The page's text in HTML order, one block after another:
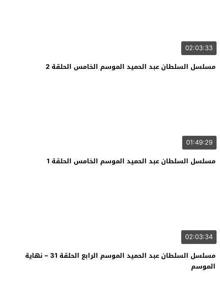
02:03:33
مسلسل السلطان عبد الحميد الموسم الخامس الحلقة 2
01:49:29
مسلسل السلطان عبد الحميد الموسم الخامس الحلقة 1
02:03:34
مسلسل السلطان عبد الحميد الموسم الرابع الحلقة 31 – نهاية
الموسم